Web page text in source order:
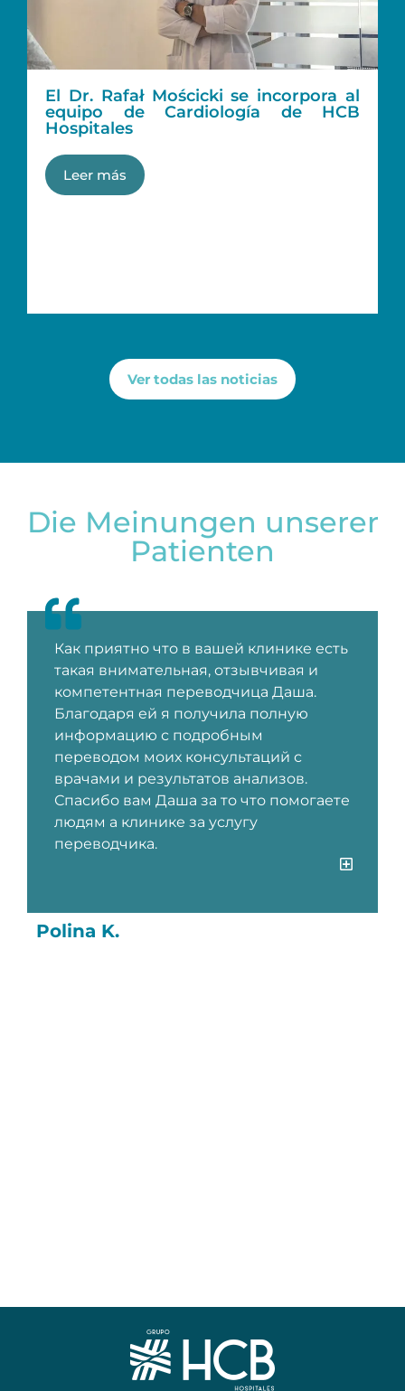
El Dr. Rafał Mościcki se incorpora al
equipo de Cardiología de HCB
Hospitales
Leer más
Ver todas las noticias
Die Meinungen unserer
Patienten
Как приятно что в вашей клинике есть
такая внимательная, отзывчивая и
компетентная переводчица Даша.
Благодаря ей я получила полную
информацию с подробным
переводом моих консультаций с
врачами и результатов анализов.
Спасибо вам Даша за то что помогаете
людям а клинике за услугу
переводчика.
Polina K.